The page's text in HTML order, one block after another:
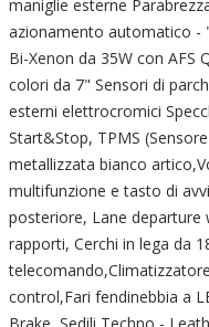
maniglie esterne
azionamento automatico -
Bi-Xenon da 35W con AFS
colori da 7" Sensori di
esterni elettrocromici
Start&Stop, TPMS
metallizzata bianco
multifunzione e tasto di
posteriore, Lane departure
rapporti, Cerchi in lega da
control,Fari fendinebbia a